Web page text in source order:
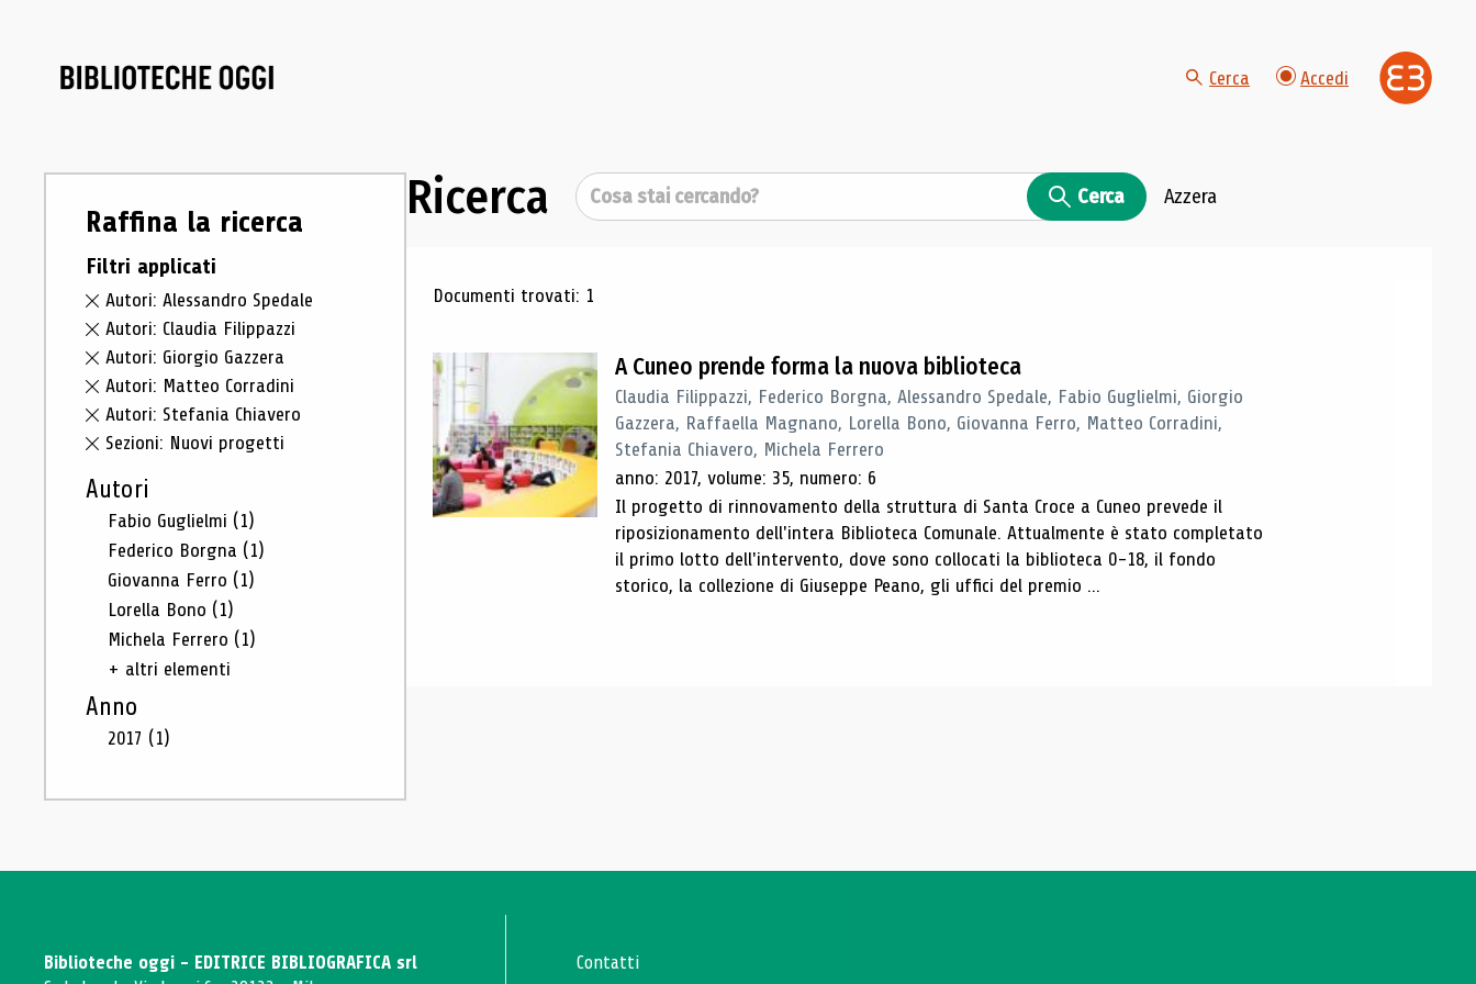
Cerca Accedi
Raffina la ricerca
Filtri applicati
Autori: Alessandro Spedale
Autori: Claudia Filippazzi
Autori: Giorgio Gazzera
Autori: Matteo Corradini
Autori: Stefania Chiavero
Sezioni: Nuovi progetti
Autori
Fabio Guglielmi (1)
Federico Borgna (1)
Giovanna Ferro (1)
Lorella Bono (1)
Michela Ferrero (1)
+ altri elementi
Anno
2017 (1)
Ricerca Cerca Cerca Azzera
Risultati di ricerca
Documenti trovati: 1
A Cuneo prende forma la nuova biblioteca
Claudia Filippazzi, Federico Borgna, Alessandro Spedale, Fabio Guglielmi, Giorgio
Gazzera, Raffaella Magnano, Lorella Bono, Giovanna Ferro, Matteo Corradini,
Stefania Chiavero, Michela Ferrero
anno: 2017, volume: 35, numero: 6
Il progetto di rinnovamento della struttura di Santa Croce a Cuneo prevede il
riposizionamento dell'intera Biblioteca Comunale. Attualmente è stato completato
il primo lotto dell'intervento, dove sono collocati la biblioteca 0-18, il fondo
storico, la collezione di Giuseppe Peano, gli uffici del premio ...
Biblioteche oggi - EDITRICE BIBLIOGRAFICA srl
Contatti